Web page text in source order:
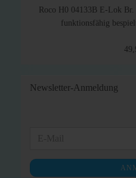
Roco H0 04133B E-Lok
funktionsfähig
Newsletter-Anmeldung
NEWSLETTER-
ANMELDUNG